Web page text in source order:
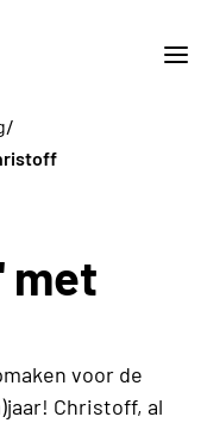
/
met
voor de
Christoff, al